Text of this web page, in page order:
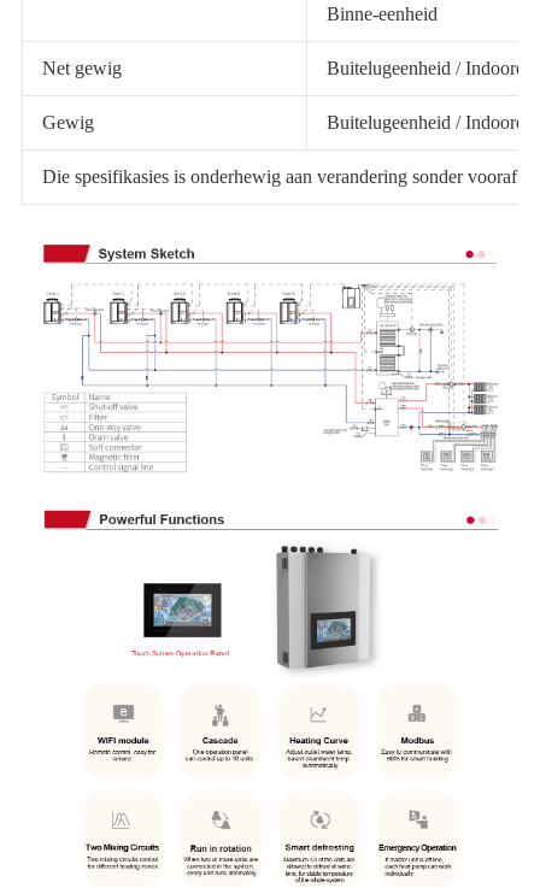
Binne-eenheid
Net gewig Buitelugeenheid /
Gewig Buitelugeenheid /
Die spesifikasies is onderhewig aan verandering sonder vooraf